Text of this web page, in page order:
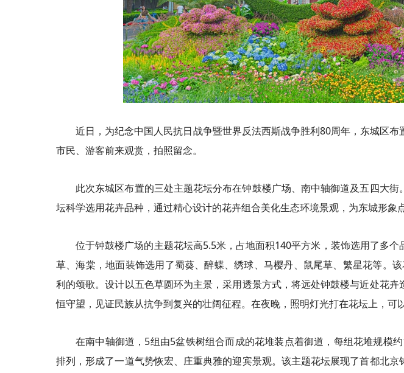
近日，为纪念中国人民抗日战争暨世界反法西斯战争胜利80周年，东城区
市民、游客前来观赏，拍照留念。
此次东城区布置的三处主题花坛分布在钟鼓楼广场、南中轴御道及五四大
坛科学选用花卉品种，通过精心设计的花卉组合美化生态环境景观，为东城形象
位于钟鼓楼广场的主题花坛高5.5米，占地面积140平方米，装饰选用了多
草、海棠，地面装饰选用了蜀葵、醉蝶、绣球、马樱丹、鼠尾草、繁星花等。该
利的颂歌。设计以五色草圆环为主景，采用透景方式，将远处钟鼓楼与近处花
恒守望，见证民族从抗争到复兴的壮阔征程。在夜晚，照明灯光打在花坛上，可
在南中轴御道，5组由5盆铁树组合而成的花堆装点着御道，每组花堆规模
排列，形成了一道气势恢宏、庄重典雅的迎宾景观。该主题花坛展现了首都北